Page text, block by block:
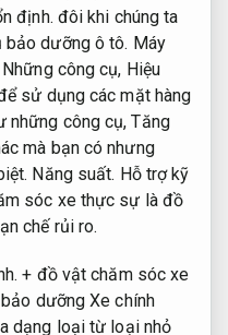
định. đôi khi chúng ta
bảo dưỡng ô tô. Máy
Những công cụ, Hiệu
sử dụng các mặt hàng
những công cụ,Tăng
mà bạn có nhưng
Năng suất. Hỗ trợ kỹ
sóc xe thực sự là đồ
chế rủi ro.
+ đồ vật chăm sóc xe
dưỡng Xe chính
dạng loại từ loại nhỏ